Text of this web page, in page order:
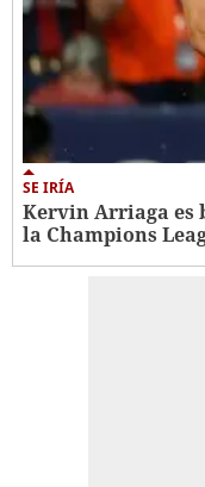
SE IRÍA
Kervin Arriaga es
la Champions